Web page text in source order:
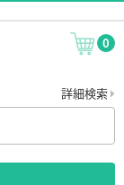
0
詳細検索